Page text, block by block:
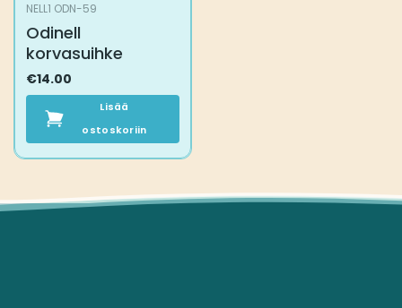
NELL1 ODN-59
Odinell
korvasuihke
€14.00
Lisää
ostoskoriin